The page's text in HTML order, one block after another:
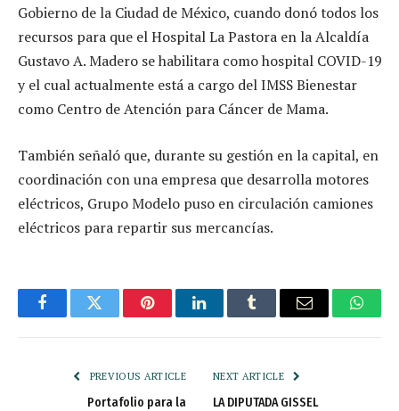
Gobierno de la Ciudad de México, cuando donó todos los
recursos para que el Hospital La Pastora en la Alcaldía
Gustavo A. Madero se habilitara como hospital COVID-19
y el cual actualmente está a cargo del IMSS Bienestar
como Centro de Atención para Cáncer de Mama.
También señaló que, durante su gestión en la capital, en
coordinación con una empresa que desarrolla motores
eléctricos, Grupo Modelo puso en circulación camiones
eléctricos para repartir sus mercancías.
FacebookTwitter PinterestLinkedInTumblr Email
PREVIOUS ARTICLE
Portafolio para la
NEXT ARTICLE
LA DIPUTADA GISSEL